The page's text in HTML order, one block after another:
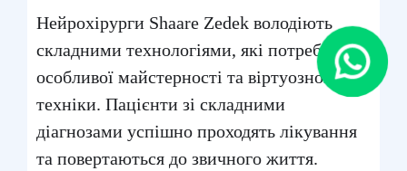
Нейрохірурги Shaare Zedek володіють
складними технологіями, які потребують
особливої майстерності та віртуозної
техніки. Пацієнти зі складними
діагнозами успішно проходять лікування
та повертаються до звичного життя.